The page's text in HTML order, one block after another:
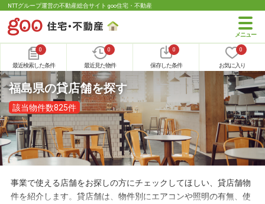
NTTグループ運営の不動産総合サイト goo住宅・不動産
0
最近検索した条件
0
最近見た物件
0
保存した条件
0
お気に入り
福島県の貸店舗を探す
該当物件数825件
事業で使える店舗をお探しの方にチェックしてほしい、貸店舗物
件を紹介します。貸店舗は、物件別にエアコンや照明の有無、使